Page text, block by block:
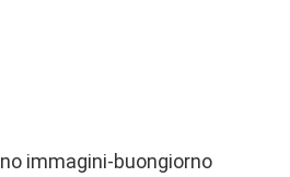
immagini-buongiorno